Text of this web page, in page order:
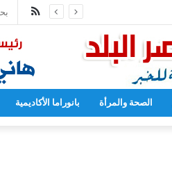
ملخص
الموقع
RSS
الصحة والمرأة بانوراما الأكاديمية